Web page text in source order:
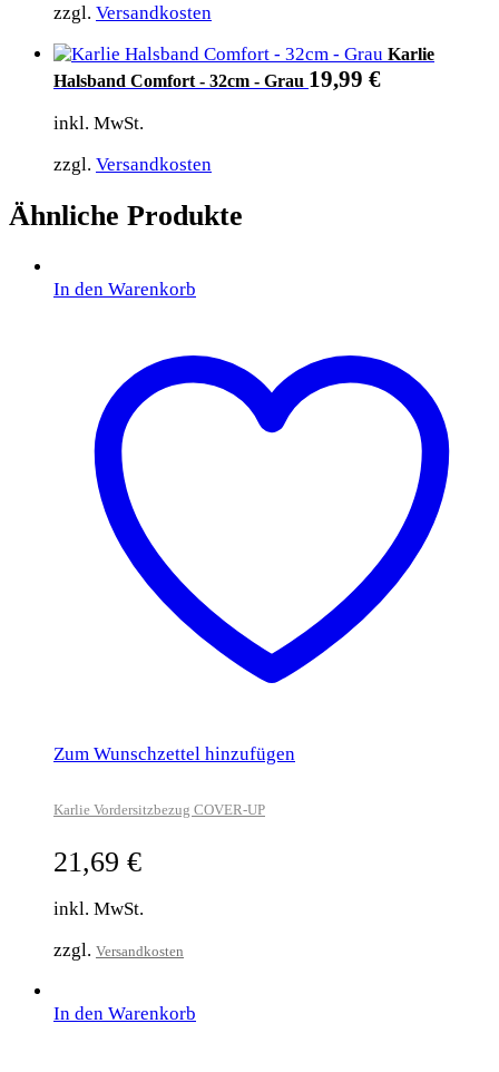
zzgl. Versandkosten
Karlie
Halsband Comfort - 32cm - Grau 19,99 €
inkl. MwSt.
zzgl. Versandkosten
Ähnliche Produkte
In den Warenkorb
Zum Wunschzettel hinzufügen
Karlie Vordersitzbezug COVER-UP
21,69 €
inkl. MwSt.
zzgl. Versandkosten
In den Warenkorb